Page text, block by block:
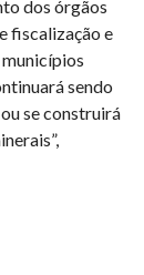
dos órgãos
fiscalização e
municípios
sendo
se construirá